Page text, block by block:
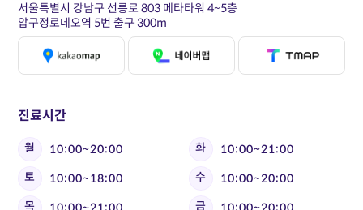
진료시간
월 10:00~20:00 화
10:00~21:00
토
10:00~18:00 수
10:00~20:00
목
금
서울특별시 강남구 선릉로 803 메타타워 4~5층
압구정로데오역 5번 출구 300m